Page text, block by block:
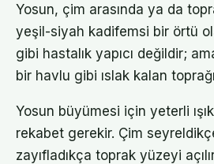
Yosun, çim arasında ya da
yeşil-siyah kadifemsi bir örtü
gibi hastalık yapıcı değildir; ama
bir havlu gibi ıslak kalan
Yosun büyümesi için yeterli
rekabet gerekir. Çim
zayıfladıkça toprak yüzeyi